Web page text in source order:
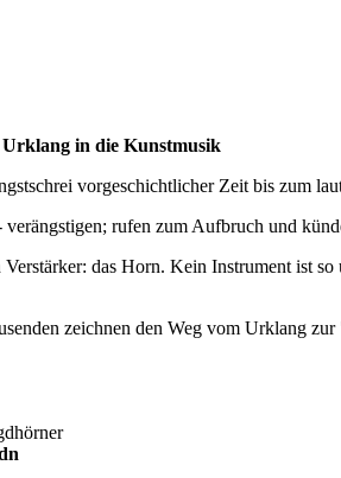
Urklang in die Kunstmusik
vorgeschichtlicher Zeit bis zum
verängstigen; rufen zum Aufbruch und
Verstärker: das Horn. Kein Instrument ist
zeichnen den Weg vom Urklang